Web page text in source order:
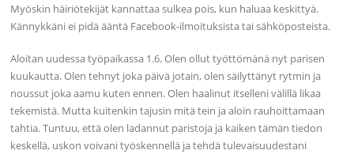
Myöskin häiriötekijät kannattaa sulkea pois, kun haluaa keskittyä.
Kännykkäni ei pidä ääntä Facebook-ilmoituksista tai sähköposteista.
Aloitan uudessa työpaikassa 1.6. Olen ollut työttömänä nyt parisen
kuukautta. Olen tehnyt joka päivä jotain, olen säilyttänyt rytmin ja
noussut joka aamu kuten ennen. Olen haalinut itselleni välillä likaa
tekemistä. Mutta kuitenkin tajusin mitä tein ja aloin rauhoittamaan
tahtia. Tuntuu, että olen ladannut paristoja ja kaiken tämän tiedon
keskellä, uskon voivani työskennellä ja tehdä tulevaisuudestani